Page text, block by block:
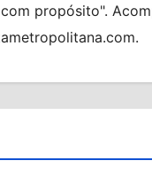
propósito".
BRASIL
HORÓSCOPO
PREVISÕES